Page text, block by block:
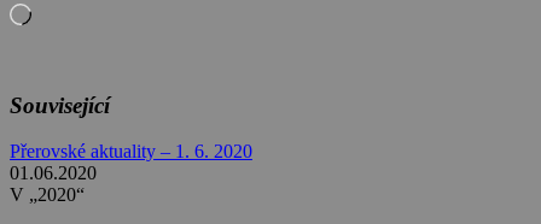
Načítání…
Související
Přerovské aktuality – 1. 6. 2020
01.06.2020
V „2020“